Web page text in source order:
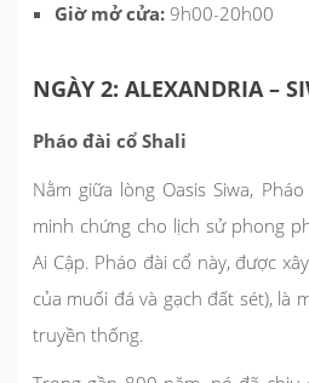
Giờ mở cửa: 9h00-20h00
NGÀY 2: ALEXANDRIA –
Pháo đài cổ Shali
Nằm giữa lòng Oasis Siwa,
minh chứng cho lịch sử phong
Ai Cập. Pháo đài cổ này, được
của muối đá và gạch đất sét), là
truyền thống.